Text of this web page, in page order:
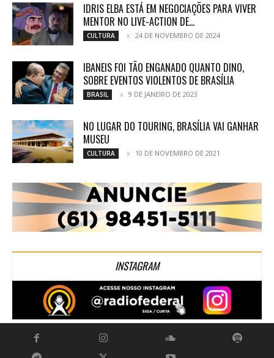
IDRIS ELBA ESTÁ EM NEGOCIAÇÕES PARA VIVER
MENTOR NO LIVE-ACTION DE...
CULTURA 24 DE NOVEMBRO DE 2024
IBANEIS FOI TÃO ENGANADO QUANTO DINO,
SOBRE EVENTOS VIOLENTOS DE BRASÍLIA
BRASIL 9 DE JANEIRO DE 2023
NO LUGAR DO TOURING, BRASÍLIA VAI GANHAR
MUSEU
CULTURA 10 DE NOVEMBRO DE 2021
INSTAGRAM